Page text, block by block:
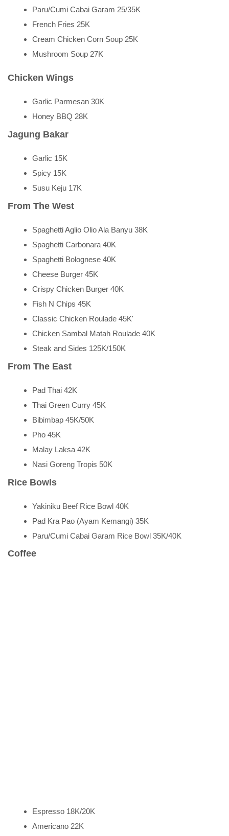
Paru/Cumi Cabai Garam 25/35K
French Fries 25K
Cream Chicken Corn Soup 25K
Mushroom Soup 27K
Chicken Wings
Garlic Parmesan 30K
Honey BBQ 28K
Jagung Bakar
Garlic 15K
Spicy 15K
Susu Keju 17K
From The West
Spaghetti Aglio Olio Ala Banyu 38K
Spaghetti Carbonara 40K
Spaghetti Bolognese 40K
Cheese Burger 45K
Crispy Chicken Burger 40K
Fish N Chips 45K
Classic Chicken Roulade 45K'
Chicken Sambal Matah Roulade 40K
Steak and Sides 125K/150K
From The East
Pad Thai 42K
Thai Green Curry 45K
Bibimbap 45K/50K
Pho 45K
Malay Laksa 42K
Nasi Goreng Tropis 50K
Rice Bowls
Yakiniku Beef Rice Bowl 40K
Pad Kra Pao (Ayam Kemangi) 35K
Paru/Cumi Cabai Garam Rice Bowl 35K/40K
Coffee
Espresso 18K/20K
Americano 22K